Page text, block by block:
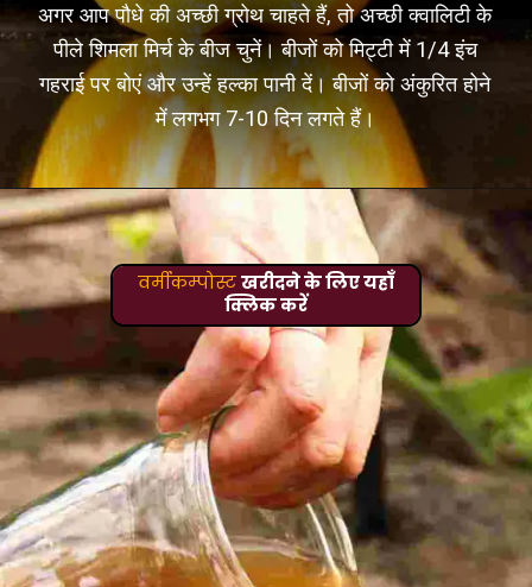
अगर आप पौधे की अच्छी ग्रोथ चाहते हैं, तो अच्छी क्वालिटी के
पीले शिमला मिर्च के बीज चुनें। बीजों को मिट्टी में 1/4 इंच
गहराई पर बोएं और उन्हें हल्का पानी दें। बीजों को अंकुरित होने
में लगभग 7-10 दिन लगते हैं।
वर्मीकम्पोस्ट खरीदने के लिए यहाँ
क्लिक करें